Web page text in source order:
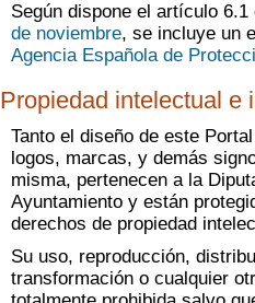
Según dispone el artículo
de noviembre, se incluye un
Agencia Española de
Propiedad intelectual e
Tanto el diseño de este
logos, marcas, y demás
misma, pertenecen a la
Ayuntamiento y están
derechos de propiedad
Su uso, reproducción,
transformación o cualquier